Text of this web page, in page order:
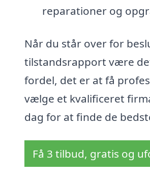
reparationer og
Når du står over for
tilstandsrapport være
fordel, det er at få
vælge et kvalificeret
dag for at finde de
Få 3 tilbud, gratis og